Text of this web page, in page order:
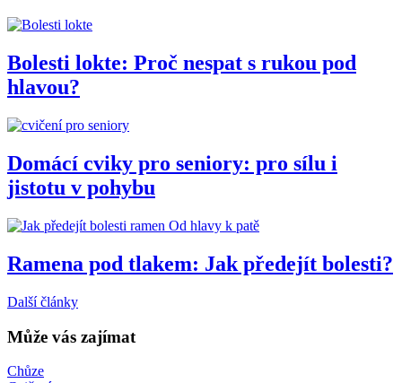
Bolesti lokte: Proč nespat s rukou pod
hlavou?
Domácí cviky pro seniory: pro sílu i
jistotu v pohybu
Od hlavy k patě
Ramena pod tlakem: Jak předejít bolesti?
Další články
Může vás zajímat
Chůze